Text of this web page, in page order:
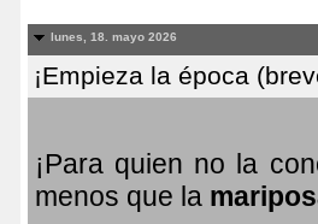
lunes, 18. mayo 2026
¡Empieza la época
¡Para quien no la
menos que la